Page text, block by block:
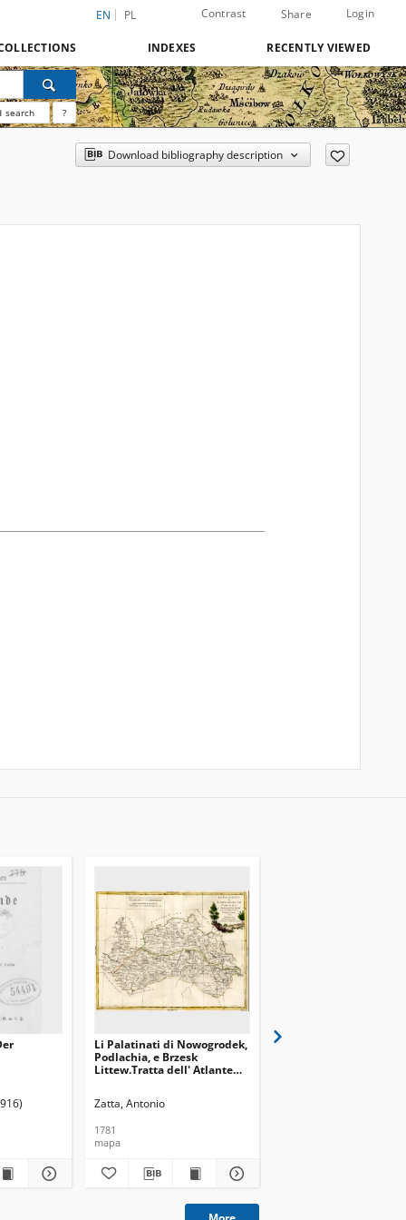
EN PL Contrast Share Login
INDEXES RECENTLY VIEWED
search ?
Download bibliography description
Li Palatinati di Nowogrodek,
Podlachia, e Brzesk
Littew.Tratta dell' Atlante
Zatta, Antonio
1781
mapa